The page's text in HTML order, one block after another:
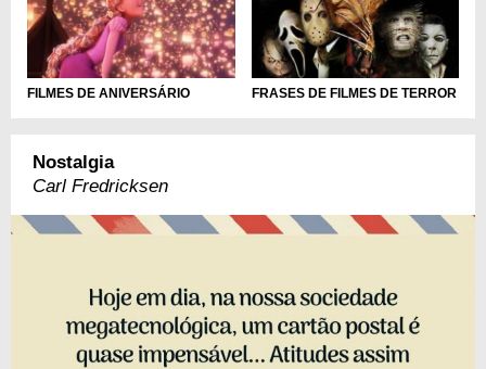
FILMES DE ANIVERSÁRIO FRASES DE FILMES DE TERROR
Nostalgia
Carl Fredricksen